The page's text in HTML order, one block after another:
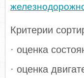
Критерии
· оценка
· оценка